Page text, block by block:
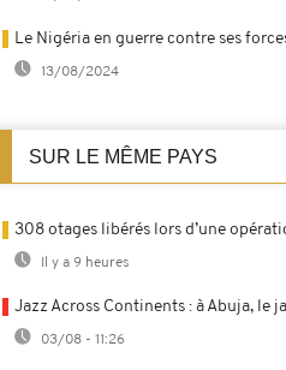
Le Nigéria en guerre contre ses
13/08/2024
SUR LE MÊME PAYS
308 otages libérés lors d’une
Il y a 9 heures
Jazz Across Continents : à Abuja, le
03/08 - 11:26